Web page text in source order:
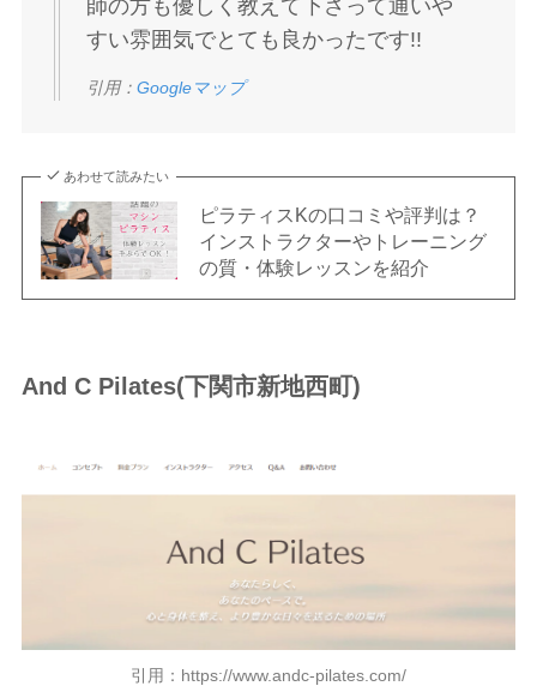
師の方も優しく教えて下さって通いや
すい雰囲気でとても良かったです!!
引用： Googleマップ
あわせて読みたい
ピラティスKの口コミや評判は？
インストラクターやトレーニング
の質・体験レッスンを紹介
And C Pilates(下関市新地西町)
引用：https://www.andc-pilates.com/